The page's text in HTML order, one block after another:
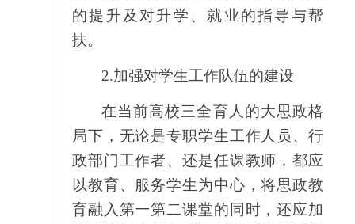
的提升及对升学、就业的指导与帮
扶。
2.加强对学生工作队伍的建设
在当前高校三全育人的大思政格
局下，无论是专职学生工作人员、行
政部门工作者、还是任课教师，都应
以教育、服务学生为中心，将思政教
育融入第一第二课堂的同时，还应加